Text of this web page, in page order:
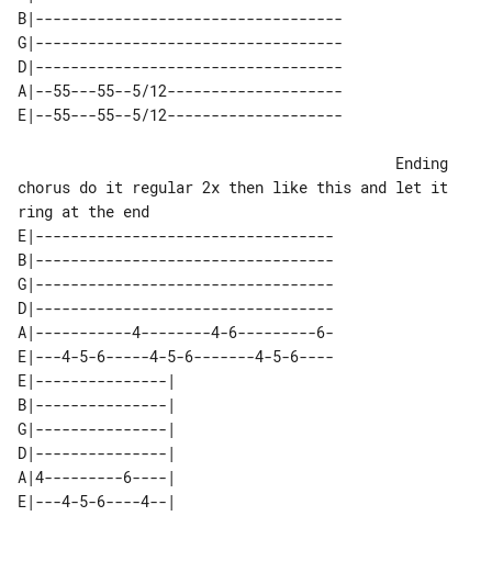
B|-----------------------------------
G|-----------------------------------
D|-----------------------------------
A|--55---55--5/12--------------------
chorus do it regular 2x then like this and let it
ring at the end
E|----------------------------------
B|----------------------------------
G|----------------------------------
D|----------------------------------
A|-----------4--------4-6---------6-
E|---4-5-6-----4-5-6-------4-5-6----
E|---------------|
B|---------------|
G|---------------|
D|---------------|
A|4---------6----|